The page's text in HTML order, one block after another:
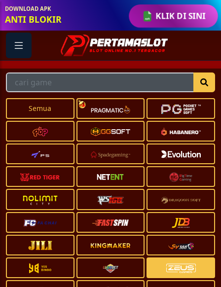
KLIK DI SINI
DOWNLOAD APK
ANTI BLOKIR
Semua